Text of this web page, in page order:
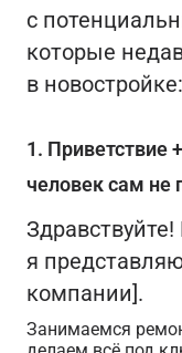
с
которые
в новостройке:
1. Приветствие
человек сам не
я
компании].
Занимаемся